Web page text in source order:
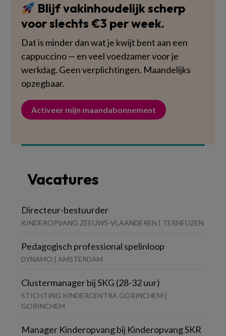
Blijf vakinhoudelijk scherp
voor slechts €3 per week.
Dat is minder dan wat je kwijt bent aan een
cappuccino — en veel voedzamer voor je
werkdag. Geen verplichtingen. Maandelijks
opzegbaar.
Activeer mijn maandabonnement
Vacatures
Directeur-bestuurder
KINDEROPVANG ZEEUWS-VLAANDEREN | TERNEUZEN
Pedagogisch professional spelinloop
DYNAMO | AMSTERDAM
Clustermanager bij SKG (28-32 uur)
STICHTING KINDERCENTRA GORINCHEM |
GORINCHEM
Manager Kinderopvang bij Kinderopvang SKR